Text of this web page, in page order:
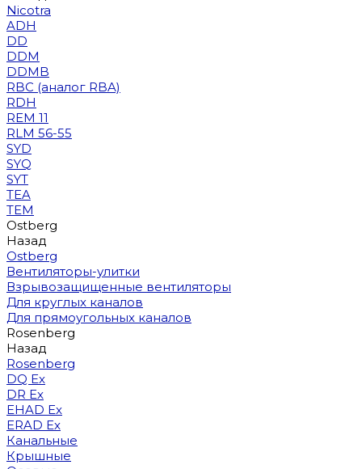
Nicotra
ADH
DD
DDM
DDMB
RBC (аналог RBA)
RDH
REM 11
RLM 56-55
SYD
SYQ
SYT
TEA
TEM
Ostberg
Назад
Ostberg
Вентиляторы-улитки
Взрывозащищенные вентиляторы
Для круглых каналов
Для прямоугольных каналов
Rosenberg
Назад
Rosenberg
DQ Ex
DR Ex
EHAD Ex
ERAD Ex
Канальные
Крышные